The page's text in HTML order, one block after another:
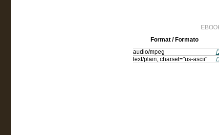
Format / Formato
audio/mpeg
/
text/plain; charset="us-ascii"
/